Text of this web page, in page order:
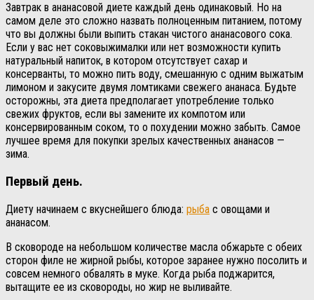
Завтрак в ананасовой диете каждый день одинаковый. Но на
самом деле это сложно назвать полноценным питанием, потому
что вы должны были выпить стакан чистого ананасового сока.
Если у вас нет соковыжималки или нет возможности купить
натуральный напиток, в котором отсутствует сахар и
консерванты, то можно пить воду, смешанную с одним выжатым
лимоном и закусите двумя ломтиками свежего ананаса. Будьте
осторожны, эта диета предполагает употребление только
свежих фруктов, если вы замените их компотом или
консервированным соком, то о похудении можно забыть. Самое
лучшее время для покупки зрелых качественных ананасов —
зима.
Первый день.
Диету начинаем с вкуснейшего блюда: рыба с овощами и
ананасом.
В сковороде на небольшом количестве масла обжарьте с обеих
сторон филе не жирной рыбы, которое заранее нужно посолить и
совсем немного обвалять в муке. Когда рыба поджарится,
вытащите ее из сковороды, но жир не выливайте.